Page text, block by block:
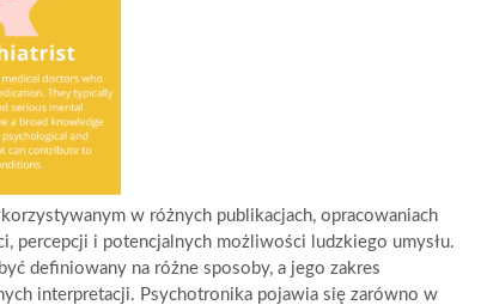
w różnych publikacjach, opracowaniach
percepcji i potencjalnych możliwości ludzkiego umysłu.
definiowany na różne sposoby, a jego zakres
interpretacji. Psychotronika pojawia się zarówno w